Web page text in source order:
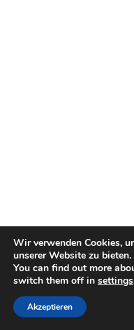
Copyright © Europäische
vorbehalten.
Wir verwenden Cookies,
unserer Website zu bieten.
You can find out more
switch them off in settings
Akzeptieren